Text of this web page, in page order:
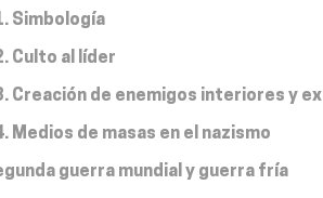
Simbología
Culto al líder
Creación de enemigos interiores y
Medios de masas en el nazismo
guerra mundial y guerra fría